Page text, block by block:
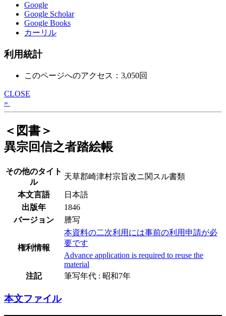
Google
Google Scholar
Google Books
カーリル
利用統計
このページへのアクセス：3,050回
CLOSE
»
＜図書＞
異宗回信之者踏絵帳
その他のタイト
ル
天草郡崎津村宗旨改ニ関スル書類
本文言語
日本語
出版年
1846
バージョン
謄写
権利情報
本資料の二次利用には事前の利用申請が必
要です
Advance application is required to reuse the
material
注記
筆写年代 : 昭和7年
本文ファイル